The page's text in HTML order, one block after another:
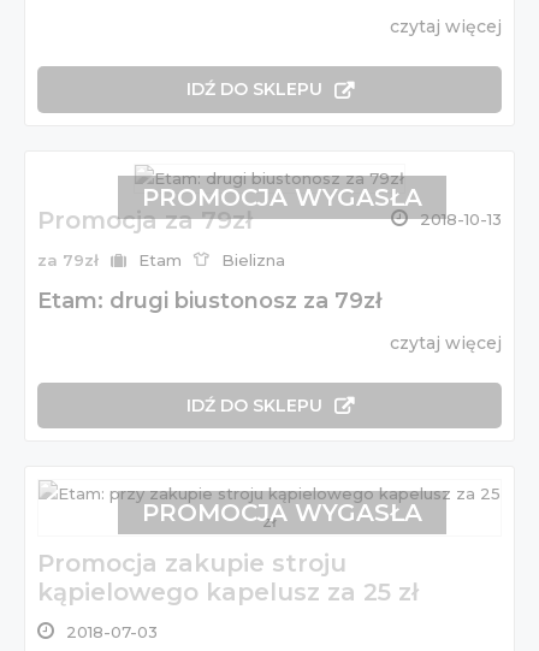
czytaj więcej
IDŹ DO SKLEPU
Promocja za 79zł 2018-10-13
za 79zł Etam Bielizna
Etam: drugi biustonosz za 79zł
czytaj więcej
IDŹ DO SKLEPU
PROMOCJA WYGASŁA
Promocja zakupie stroju
kąpielowego kapelusz za 25 zł
2018-07-03
PROMOCJA WYGASŁA